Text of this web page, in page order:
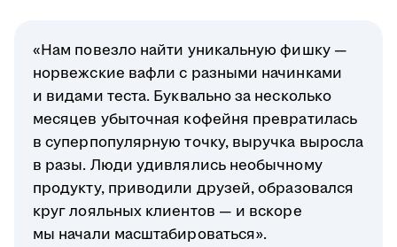
«Нам повезло найти уникальную фишку —
норвежские вафли с разными начинками
и видами теста. Буквально за несколько
месяцев убыточная кофейня превратилась
в суперпопулярную точку, выручка выросла
в разы. Люди удивлялись необычному
продукту, приводили друзей, образовался
круг лояльных клиентов — и вскоре
мы начали масштабироваться».